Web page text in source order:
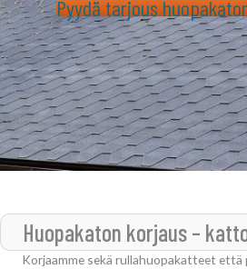
Pyydä tarjous
Huopakaton korjaus –
Korjaamme sekä rullahuopakatteet